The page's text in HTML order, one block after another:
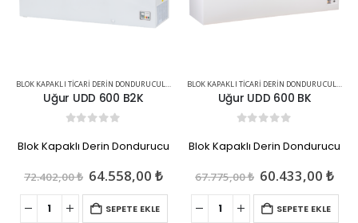
₺.
BLOK KAPAKLI TICARI DERIN DONDURUCULAR TICARI ÜRÜNLER
Uğur UDD 600 B2K
Blok Kapaklı Derin Dondurucu
72.402,00₺ Orijinal
72.402,00 ₺.
64.558,00 ₺Şu
fiyat:
64.558,00 ₺.
SEPETE EKLE
BLOK KAPAKLI TICARI DERIN DONDURUCULAR
Uğur UDD 600 BK
Blok Kapaklı Derin Dondurucu
67.775,00₺ Orijinal
67.775,00 ₺.
60.433,00 ₺Şu
SEPETE EKLE